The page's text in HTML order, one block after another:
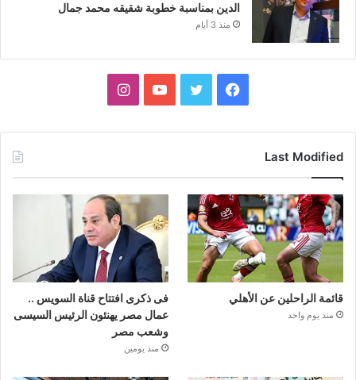
الدين بمناسبة خطوبة شقيقه محمد جمال
منذ 3 أيام
فيسبوك تويتر يوتيوبانستقرام
Last Modified
قائمة الراحلين عن الأهلي
منذ يوم واحد
فى ذكرى افتتاح قناة السويس ..
عمال مصر يهنئون الرئيس السيسى
وشعب مصر
منذ يومين